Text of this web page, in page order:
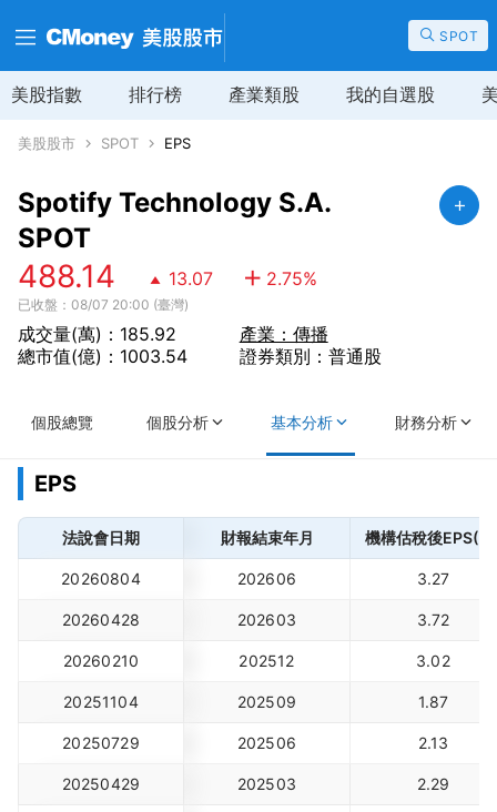
SPOT
美股指數 排行榜 產業類股 我的自選股
美股股市 SPOT EPS
Spotify Technology S.A.
SPOT
488.14 13.07 2.75%
已收盤：08/07 20:00 (臺灣)
成交量(萬)：185.92
總市值(億)：1003.54
產業：傳播
證券類別：普通股
個股總覽 個股分析 基本分析 財務分析
EPS
法說會日期 財報結束年月 機構估稅後EPS(
20260804 202606 3.27
20260428 202603 3.72
20260210 202512 3.02
20251104 202509 1.87
20250729 202506 2.13
20250429 202503 2.29